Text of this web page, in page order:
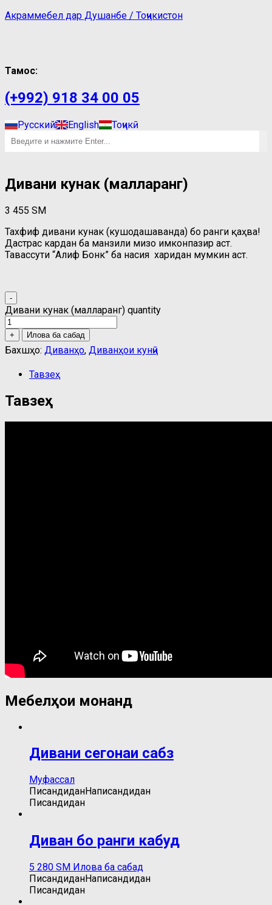
Акраммебел дар Душанбе / Тоҷикистон
Тамос:
(+992) 918 34 00 05
Русский English Тоҷикӣ
Дивани кунҷак (малларанг)
3 455 ЅМ
Тахфиф дивани кунҷак (кушодашаванда) бо ранги қаҳва!
Дастрас кардан ба манзили мизоҷ имконпазир аст.
Тавассути “Алиф Бонк” ба насия харидан мумкин аст.
-
Дивани кунҷак (малларанг) quantity
+ Илова ба сабад
Бахшҳо: Диванҳо, Диванҳои кунҷӣ
Тавзеҳ
Тавзеҳ
Мебелҳои монанд
Дивани сегонаи сабз
Муфассал
ПисандиданНаписандидан
Писандидан
Диван бо ранги кабуд
5 280 ЅМ Илова ба сабад
ПисандиданНаписандидан
Писандидан